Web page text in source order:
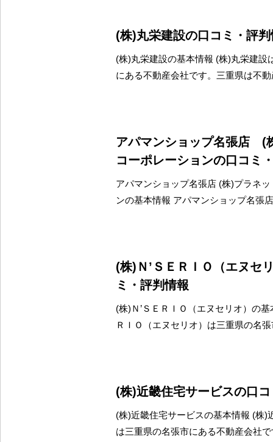
(株)丸栄建設の口コミ・評
(株)丸栄建設の基本情報 (株)丸栄建設
にある不動産会社です。三重県は不
アパマンショップ名張店 (
コーポレーションの口コミ
アパマンショップ名張店 (株)プラネ
ンの基本情報 アパマンショップ名張
(株)Ｎ’ＳＥＲＩＯ（エヌセ
ミ・評判情報
(株)Ｎ’ＳＥＲＩＯ（エヌセリオ）の基
ＲＩＯ（エヌセリオ）は三重県の名
(株)近畿住宅サービスの口
(株)近畿住宅サービスの基本情報 (株)
は三重県の名張市にある不動産会社